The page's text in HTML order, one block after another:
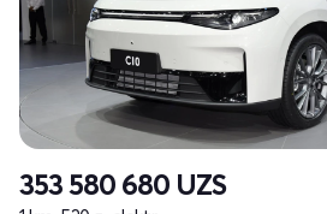
353 580 680 UZS